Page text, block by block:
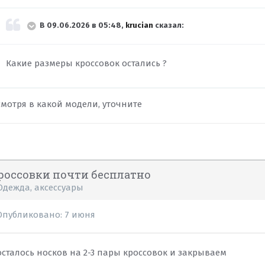
В 09.06.2026 в 05:48, krucian сказал:
Какие размеры кроссовок остались ?
в какой модели, уточните
почти бесплатно
аксессуары
7 июня
носков на 2-3 пары кроссовок и закрываем